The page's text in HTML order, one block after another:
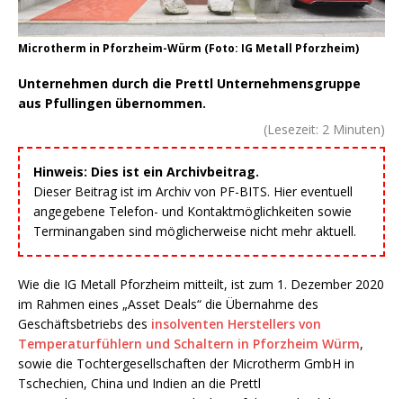
Microtherm in Pforzheim-Würm (Foto: IG Metall Pforzheim)
Unternehmen durch die Prettl Unternehmensgruppe
aus Pfullingen übernommen.
(Lesezeit: 2 Minuten)
Hinweis: Dies ist ein Archivbeitrag.
Dieser Beitrag ist im Archiv von PF-BITS. Hier eventuell
angegebene Telefon- und Kontaktmöglichkeiten sowie
Terminangaben sind möglicherweise nicht mehr aktuell.
Wie die IG Metall Pforzheim mitteilt, ist zum 1. Dezember 2020
im Rahmen eines „Asset Deals“ die Übernahme des
Geschäftsbetriebs des insolventen Herstellers von
Temperaturfühlern und Schaltern in Pforzheim Würm,
sowie die Tochtergesellschaften der Microtherm GmbH in
Tschechien, China und Indien an die Prettl